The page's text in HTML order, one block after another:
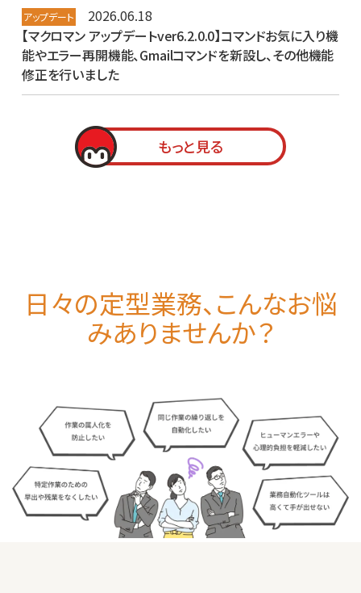
アップデート
2026.06.18
【マクロマン アップデートver6.2.0.0】コマンドお気に入り機
能やエラー再開機能、Gmailコマンドを新設し、その他機能
修正を行いました
もっと見る
日々の定型業務、こんなお悩
みありませんか？